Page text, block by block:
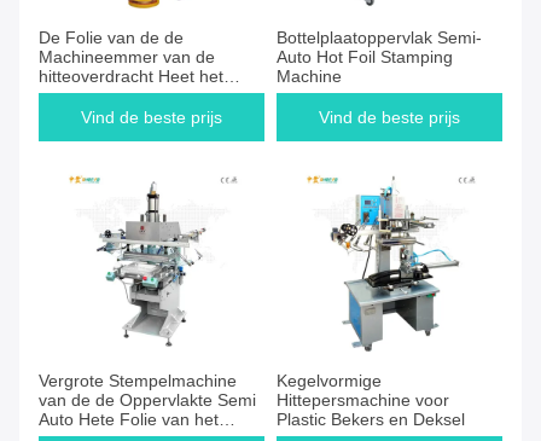
De Folie van de de
Machineemmer van de
hitteoverdracht Heet het
Stempelen Materiaal
Vind de beste prijs
Bottelplaatoppervlak Semi-
Auto Hot Foil Stamping
Machine
Vind de beste prijs
Vergrote Stempelmachine
van de de Oppervlakte Semi
Auto Hete Folie van het
Kegelvormige
Hittepersmachine voor
Plastic Bekers en Deksel